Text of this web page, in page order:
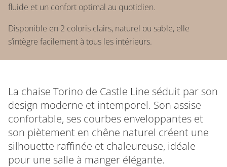
fluide et un confort optimal au quotidien.
Disponible en 2 coloris clairs, naturel ou sable, elle
s’intègre facilement à tous les intérieurs.
La chaise Torino de Castle Line séduit par son
design moderne et intemporel. Son assise
confortable, ses courbes enveloppantes et
son piètement en chêne naturel créent une
silhouette raffinée et chaleureuse, idéale
pour une salle à manger élégante.